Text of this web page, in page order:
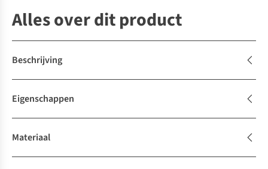
Alles over dit product
Beschrijving
Eigenschappen
Materiaal